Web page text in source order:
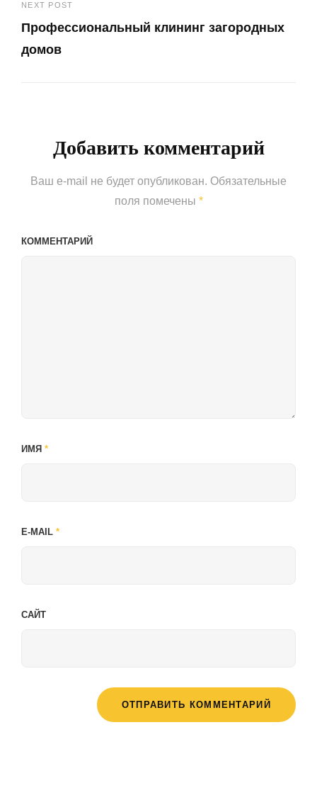
Post
NEXT POST
Профессиональный клининг загородных
домов
Добавить комментарий
Ваш e-mail не будет опубликован. Обязательные
поля помечены *
КОММЕНТАРИЙ
ИМЯ *
E-MAIL *
САЙТ